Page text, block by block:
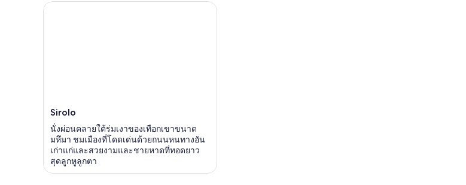
Sirolo
นั่งผ่อนคลายใต้ร่มเงาของเทือกเขาขนาด
มหึมา ชมเมืองที่โดดเด่นด้วยถนนหนทางอัน
เก่าแก่และสวยงามและชายหาดที่ทอดยาว
สุดลูกหูลูกตา